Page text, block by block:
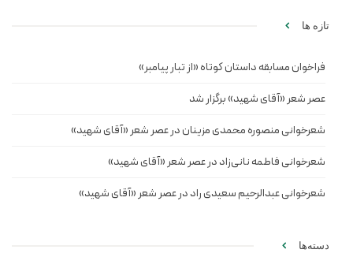
تازه ها
فراخوان مسابقه داستان کوتاه «از تبار پیامبر»
عصر شعر «آقای شهید» برگزار شد
شعرخوانی منصوره محمدی مزینان در عصر شعر «آقای شهید»
شعرخوانی فاطمه نانی‌زاد در عصر شعر «آقای شهید»
شعرخوانی عبدالرحیم سعیدی راد در عصر شعر «آقای شهید»
دسته‌ها